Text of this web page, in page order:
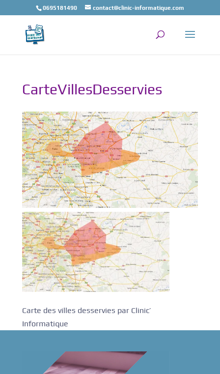
0695181490 contact@clinic-informatique.com
CarteVillesDesservies
Carte des villes desservies par Clinic’
Informatique